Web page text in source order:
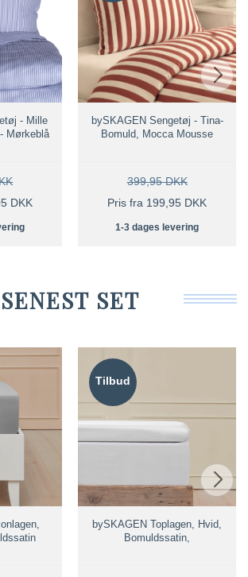
- Mille
Mørkeblå
DKK
bySKAGEN Sengetøj - Tina-
Bomuld, Mocca Mousse
399,95 DKK
Pris fra 199,95 DKK
1-3 dages levering
SENEST SET
Tilbud
bySKAGEN Toplagen, Hvid,
Bomuldssatin,